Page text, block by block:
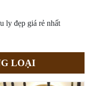
ly đẹp giá rẻ nhất
LOẠI